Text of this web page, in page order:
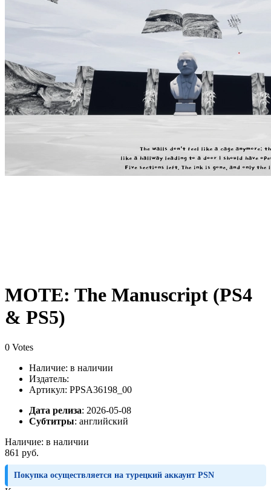
MOTE: The Manuscript (PS4
& PS5)
0 Votes
Наличие: в наличии
Издатель:
Артикул: PPSA36198_00
Дата релиза: 2026-05-08
Субтитры: английский
Наличие: в наличии
861 руб.
Покупка осуществляется на турецкий аккаунт PSN